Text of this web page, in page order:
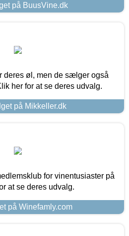
på BuusVine.dk
deres øl, men de sælger også
her for at se deres udvalg.
på Mikkeller.dk
for vinentusiaster på
at se deres udvalg.
på Winefamly.com